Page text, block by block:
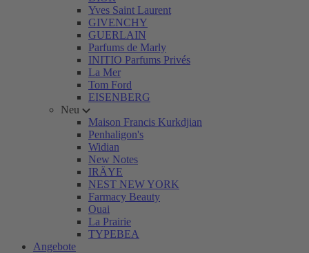
Yves Saint Laurent
GIVENCHY
GUERLAIN
Parfums de Marly
INITIO Parfums Privés
La Mer
Tom Ford
EISENBERG
Neu
Maison Francis Kurkdjian
Penhaligon's
Widian
New Notes
IRÄYE
NEST NEW YORK
Farmacy Beauty
Ouai
La Prairie
TYPEBEA
Angebote